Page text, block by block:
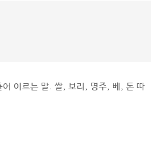
어 이르는 말. 쌀, 보리, 명주, 베, 돈 따